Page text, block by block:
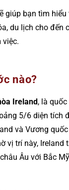
giúp bạn tìm hiểu
du lịch cho đến
việc.
nào?
Ireland , là
5/6 diện tích
và Vương
vị trí này, Ireland
Âu với Bắc